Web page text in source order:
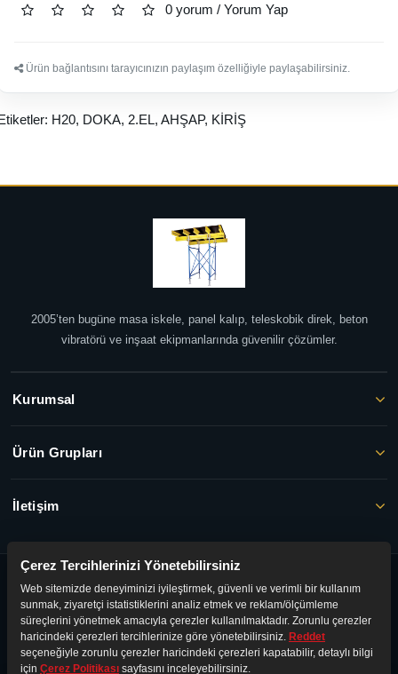
0 yorum / Yorum Yap
Ürün bağlantısını tarayıcınızın paylaşım özelliğiyle paylaşabilirsiniz.
H20, DOKA, 2.EL, AHŞAP, KİRİŞ
2005’ten bugüne masa iskele, panel kalıp, teleskobik direk, beton
vibratörü ve inşaat ekipmanlarında güvenilir çözümler.
Kurumsal
Ürün Grupları
İletişim
Gizlilik Politikası·KVKK· Kullanım Şartları
Çerez Tercihlerinizi Yönetebilirsiniz
Web sitemizde deneyiminizi iyileştirmek, güvenli ve verimli bir kullanım
sunmak, ziyaretçi istatistiklerini analiz etmek ve reklam/ölçümleme
süreçlerini yönetmek amacıyla çerezler kullanılmaktadır. Zorunlu çerezler
haricindeki çerezleri tercihlerinize göre yönetebilirsiniz. Reddet
seçeneğiyle zorunlu çerezler haricindeki çerezleri kapatabilir, detaylı bilgi
için Çerez Politikası sayfasını inceleyebilirsiniz.